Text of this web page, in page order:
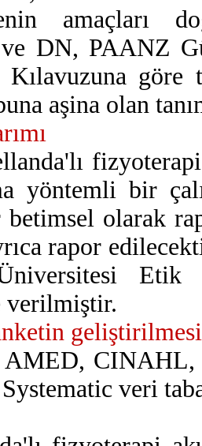
amaçları
ve DN, PAANZ
Kılavuzuna göre
aşina olan
yöntemli bir
olarak
rapor
Etik
verilmiştir.
geliştirilmesi
CINAHL,
veri